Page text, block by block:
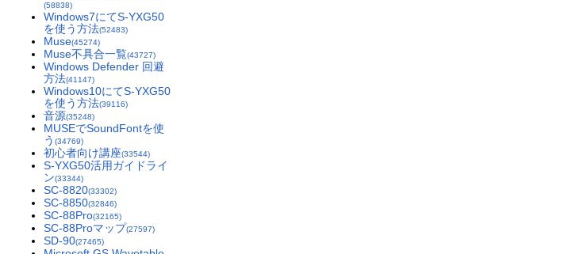
(58838)
Windows7にてS-YXG50
を使う方法(52483)
Muse(45274)
Muse不具合一覧(43727)
Windows Defender 回避
方法(41147)
Windows10にてS-YXG50
を使う方法(39116)
音源(35248)
MUSEでSoundFontを使
う(34769)
初心者向け講座(33544)
S-YXG50活用ガイドライ
ン(33344)
SC-8820(33302)
SC-8850(32846)
SC-88Pro(32165)
SC-88Proマップ(27597)
SD-90(27465)